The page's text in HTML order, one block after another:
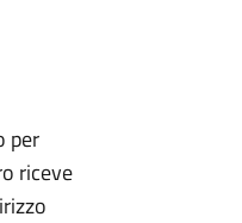
per
riceve